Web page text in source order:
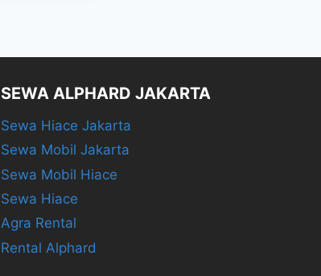
SEWA ALPHARD JAKARTA
Sewa Hiace Jakarta
Sewa Mobil Jakarta
Sewa Mobil Hiace
Sewa Hiace
Agra Rental
Rental Alphard